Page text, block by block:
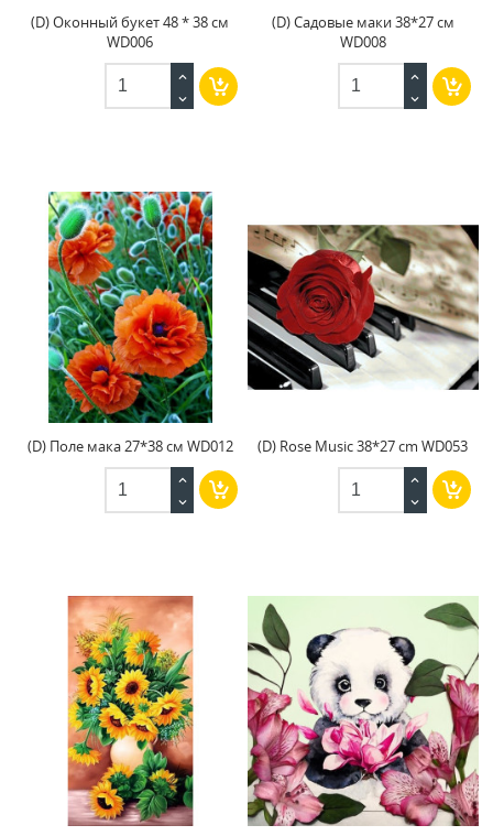
(D) Оконный букет 48 * 38 см
WD006
(D) Садовые маки 38*27 см
WD008
(D) Поле мака 27*38 см WD012 (D) Rose Music 38*27 cm WD053